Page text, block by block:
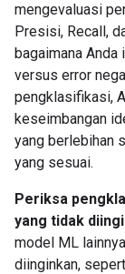
mengevaluasi
Presisi, Recall,
bagaimana
versus error
pengklasifikasi,
keseimbangan
yang berlebihan
yang sesuai.
Periksa
yang tidak
model ML
diinginkan,